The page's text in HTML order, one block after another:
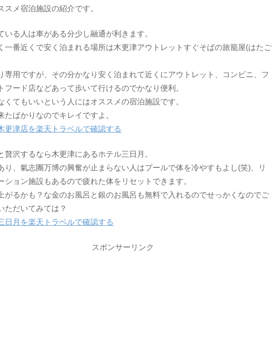
スメ宿泊施設の紹介です。
いる人は車がある分少し融通が利きます。
一番近くで安く泊まれる場所は木更津アウトレットすぐそばの旅籠屋(はたご
専用ですが、その分かなり安く泊まれて近くにアウトレット、コンビニ、フ
フード店などあって歩いて行けるのでかなり便利。
くてもいいという人にはオススメの宿泊施設です。
たばかりなのでキレイですよ。
更津店を楽天トラベルで確認する
贅沢するなら木更津にあるホテル三日月。
り、氣志團万博の興奮が止まらない人はプールで体を冷やすもよし(笑)、リ
ション施設もあるので疲れた体をリセットできます。
がるかも？な金のお風呂と銀のお風呂も無料で入れるのでせっかくなのでご
ただいてみては？
日月を楽天トラベルで確認する
スポンサーリンク